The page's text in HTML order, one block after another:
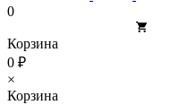
0
Корзина
0 ₽
×
Корзина